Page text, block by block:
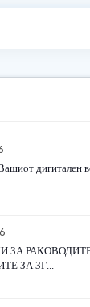
дигитален
ЗА
ЗА ЗГ...